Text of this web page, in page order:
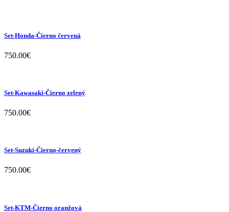
Set-Honda-Čierno červená
750.00€
Set-Kawasaki-Čierno zelený
750.00€
Set-Suzuki-Čierno-červený
750.00€
Set-KTM-Čierno oranžová